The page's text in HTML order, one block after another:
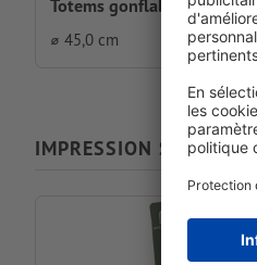
Totems gonflables, Ø 45
⌀ 45,0 cm
IMPRESSION SEULE